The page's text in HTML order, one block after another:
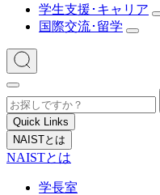
学生支援･キャリア
国際交流･留学
Quick Links
NAISTとは
NAISTとは
学長室